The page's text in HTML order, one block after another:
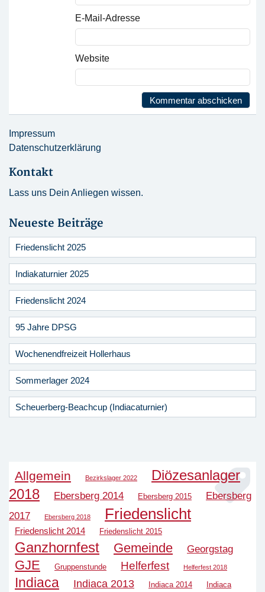
E-Mail-Adresse
Website
Impressum
Datenschutzerklärung
Kontakt
Lass uns Dein Anliegen wissen.
Neueste Beiträge
Friedenslicht 2025
Indiakaturnier 2025
Friedenslicht 2024
95 Jahre DPSG
Wochenendfreizeit Hollerhaus
Sommerlager 2024
Scheuerberg-Beachcup (Indiacaturnier)
Allgemein Bezirkslager 2022
Diözesanlager
2018
Ebersberg 2014 Ebersberg 2015
Ebersberg
2017
Ebersberg 2018 Friedenslicht
Friedenslicht 2014 Friedenslicht 2015
Ganzhornfest Gemeinde Georgstag
GJE Gruppenstunde Helferfest Helferfest 2018
Indiaca Indiaca 2013 Indiaca 2014 Indiaca